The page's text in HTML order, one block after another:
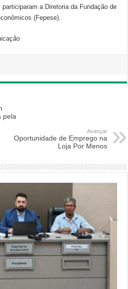
a Diretoria da Fundação de
(Fepese).
pela
Avançar
Oportunidade de Emprego na
Loja Por Menos